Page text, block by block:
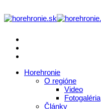
Horehronie
O regióne
Video
Fotogaléria
Články